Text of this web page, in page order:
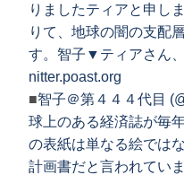
りましたティアと申し
りて、地球の闇の支配
す。智子▼ティアさん
nitter.poast.org
■智子＠第４４４代目
球上のある経済誌が毎
の表紙は単なる絵では
計画書だと言われてい